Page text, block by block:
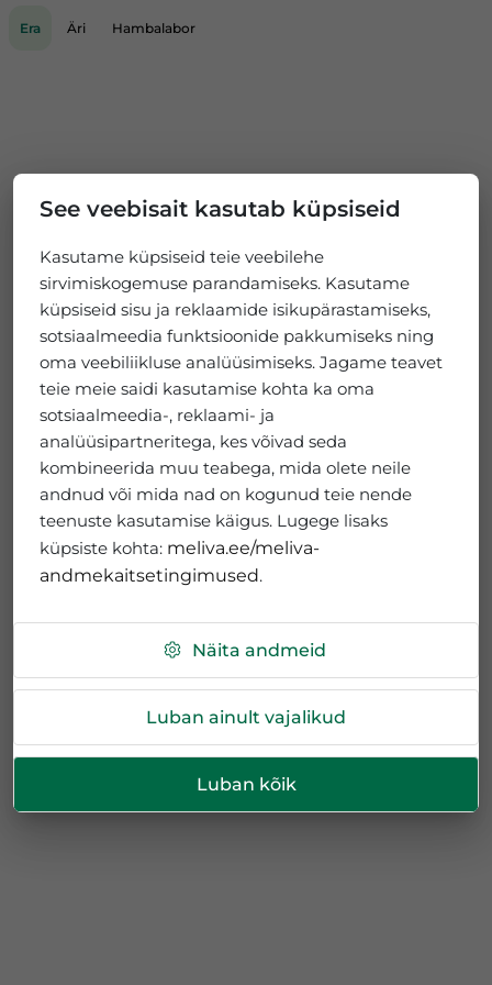
See veebisait kasutab küpsiseid
Kasutame küpsiseid teie veebilehe
sirvimiskogemuse parandamiseks. Kasutame
küpsiseid sisu ja reklaamide isikupärastamiseks,
sotsiaalmeedia funktsioonide pakkumiseks ning
oma veebiliikluse analüüsimiseks. Jagame teavet
teie meie saidi kasutamise kohta ka oma
sotsiaalmeedia-, reklaami- ja
analüüsipartneritega, kes võivad seda
kombineerida muu teabega, mida olete neile
andnud või mida nad on kogunud teie nende
teenuste kasutamise käigus. Lugege lisaks
küpsiste kohta: meliva.ee/meliva-
andmekaitsetingimused.
Näita andmeid
Luban ainult vajalikud
Luban kõik
Era Äri Hambalabor